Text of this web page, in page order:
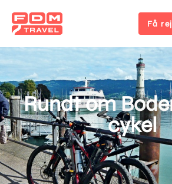
Gå
til
hovedindhold
Få
Rundt om
cykel